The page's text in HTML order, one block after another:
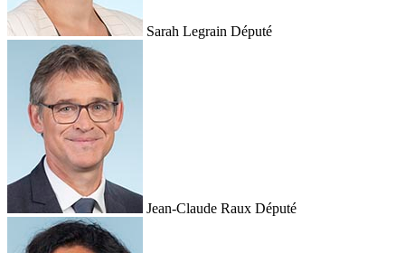
Sarah Legrain Député
Jean-Claude Raux Député